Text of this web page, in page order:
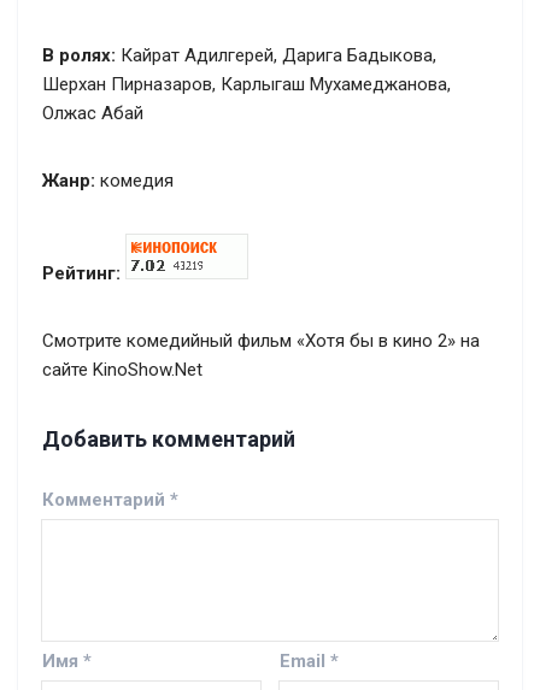
В ролях: Кайрат Адилгерей, Дарига Бадыкова,
Шерхан Пирназаров, Карлыгаш Мухамеджанова,
Олжас Абай
Жанр: комедия
Рейтинг:
Смотрите комедийный фильм «Хотя бы в кино 2» на
сайте KinoShow.Net
Добавить комментарий
Комментарий *
Имя * Email *